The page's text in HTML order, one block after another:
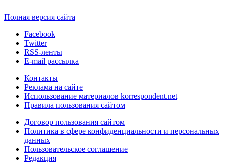
Полная версия сайта
Facebook
Twitter
RSS-ленты
E-mail рассылка
Контакты
Реклама на сайте
Использование материалов korrespondent.net
Правила пользования сайтом
Договор пользования сайтом
Политика в сфере конфиденциальности и персональных
данных
Пользовательское соглашение
Редакция